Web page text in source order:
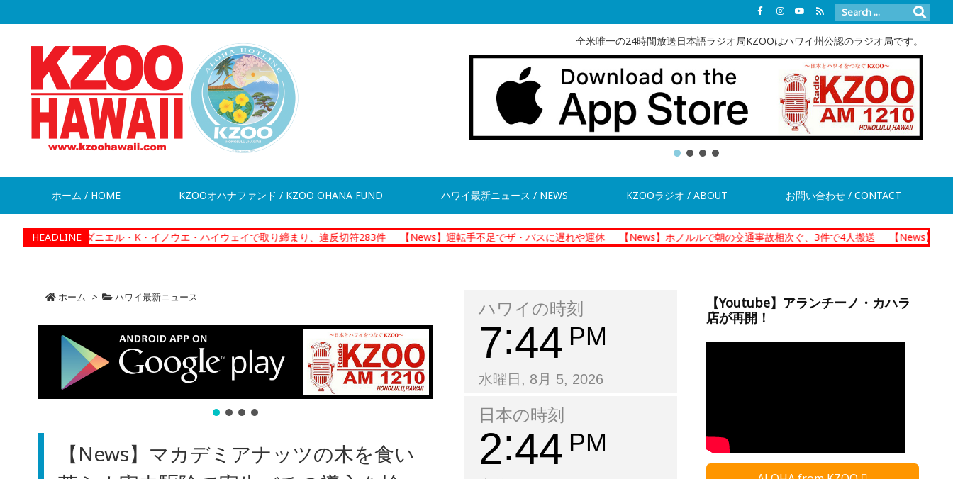
全米唯一の24時間放送日本語ラジオ局KZOOはハワイ州公認のラジオ局です。
ホーム / HOME KZOOオハナファンド / KZOO OHANA FUND ハワイ最新ニュース / NEWS KZOOラジオ / ABOUT お問い合わせ / CONTACT
HEADLINE
】ダニエル・K・イノウエ・ハイウェイで取り締まり、違反切符283件 【News】運転手不足でザ・バスに遅れや運休 【News】ホノルルで朝の交通事故相次ぐ、3件で4人搬送 【News】ダニエル・K・
ホーム > ハワイ最新ニュース
【News】マカデミアナッツの木を食い
ハワイの時刻
7 44 PM
水曜日, 8月 5, 2026
日本の時刻
2 44 PM
【Youtube】アランチーノ・カハラ
店が再開！